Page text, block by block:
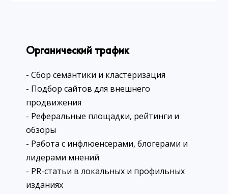
Органический трафик
- Сбор семантики и кластеризация
- Подбор сайтов для внешнего
продвижения
- Реферальные площадки, рейтинги и
обзоры
- Работа с инфлюенсерами, блогерами и
лидерами мнений
- PR-статьи в локальных и профильных
изданиях